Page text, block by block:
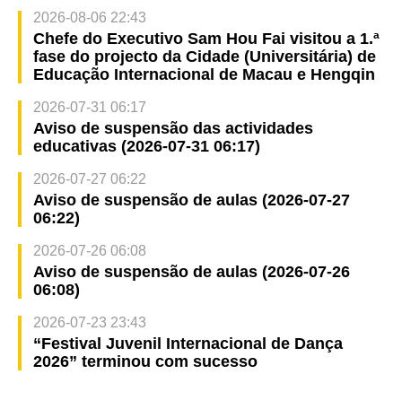
2026-08-06 22:43
Chefe do Executivo Sam Hou Fai visitou a 1.ª
fase do projecto da Cidade (Universitária) de
Educação Internacional de Macau e Hengqin
2026-07-31 06:17
Aviso de suspensão das actividades
educativas (2026-07-31 06:17)
2026-07-27 06:22
Aviso de suspensão de aulas (2026-07-27
06:22)
2026-07-26 06:08
Aviso de suspensão de aulas (2026-07-26
06:08)
2026-07-23 23:43
“Festival Juvenil Internacional de Dança
2026” terminou com sucesso